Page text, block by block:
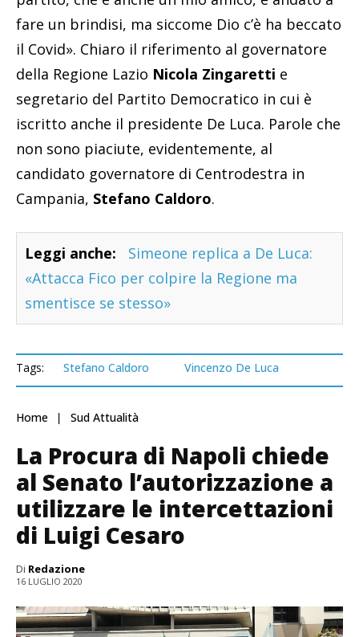
fare un brindisi, ma siccome Dio c’è ha beccato
il Covid». Chiaro il riferimento al governatore
della Regione Lazio Nicola Zingaretti e
segretario del Partito Democratico in cui è
iscritto anche il presidente De Luca. Parole che
non sono piaciute, evidentemente, al
candidato governatore di Centrodestra in
Campania, Stefano Caldoro.
Leggi anche:
Simeone replica a De Luca:
«Attacca Fico per colpire la Regione ma
smentisce se stesso»
Tags: Stefano Caldoro Vincenzo De Luca
Home Sud Attualità
La Procura di Napoli chiede
al Senato l’autorizzazione a
utilizzare le intercettazioni
di Luigi Cesaro
Di Redazione
16 LUGLIO 2020